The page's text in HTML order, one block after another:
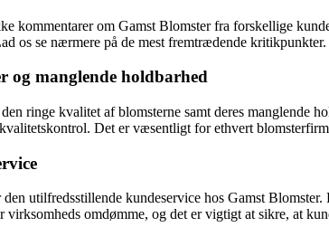
kommentarer om Gamst Blomster fra forskellige
os se nærmere på de mest fremtrædende kritikpunkter.
og manglende holdbarhed
ringe kvalitet af blomsterne samt deres
Det er væsentligt for ethvert
utilfredsstillende kundeservice hos Gamst
virksomheds omdømme, og det er vigtigt at sikre, at